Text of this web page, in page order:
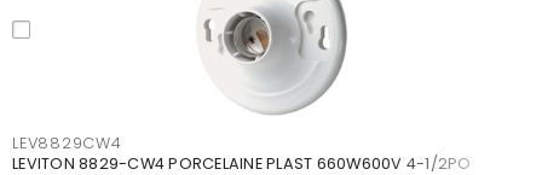
LEV8829CW4
LEVITON 8829-CW4 PORCELAINE PLAST 660W600V 4-1/2PO